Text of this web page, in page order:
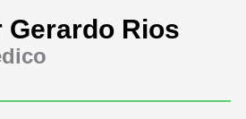
Gerardo Rios